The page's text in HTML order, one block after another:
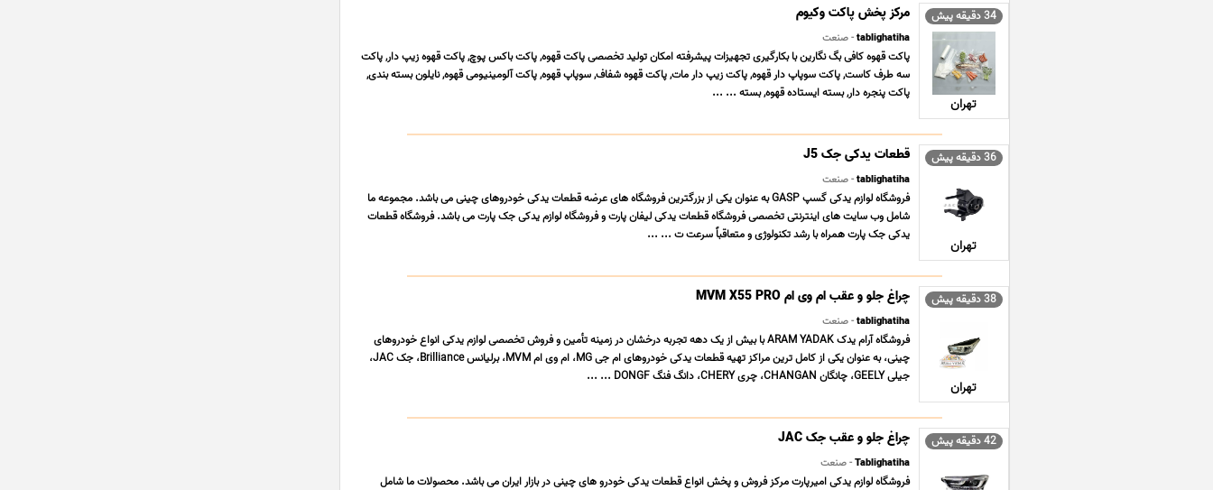
34 دقیقه پیش
تهران
مرکز پخش پاکت وکیوم
tablighatiha- صنعت
پاکت قهوه کافی بگ نگارین با بکارگیری تجهیزات پیشرفته امکان تولید تخصصی پاکت قهوه, پاکت باکس پوچ, پاکت قهوه زیپ دار, پاکت
سه طرف کاست, پاکت سوپاپ دار قهوه, پاکت زیپ دار مات, پاکت قهوه شفاف, سوپاپ قهوه, پاکت آلومینیومی قهوه, نایلون بسته بندی,
پاکت پنجره دار, بسته ایستاده قهوه, بسته ... ...
36 دقیقه پیش
تهران
قطعات یدکی جک J5
tablighatiha- صنعت
فروشگاه لوازم یدکی گسپ GASP به عنوان یکی از بزرگترین فروشگاه های عرضه قطعات یدکی خودروهای چینی می باشد. مجموعه ما
شامل وب سایت های اینترنتی تخصصی فروشگاه قطعات یدکی لیفان پارت و فروشگاه لوازم یدکی جک پارت می باشد. فروشگاه قطعات
یدکی جک پارت همراه با رشد تکنولوژی و متعاقباً سرعت ت ... ...
38 دقیقه پیش
تهران
چراغ جلو و عقب ام وی ام MVM X55 PRO
tablighatiha- صنعت
فروشگاه آرام یدک ARAM YADAK با بیش از یک دهه تجربه درخشان در زمینه تأمین و فروش تخصصی لوازم یدکی انواع خودروهای
چینی، به عنوان یکی از کامل ترین مراکز تهیه قطعات یدکی خودروهای ام جی MG، ام وی ام MVM، برلیانس Brilliance، جک JAC،
جیلی GEELY، چانگان CHANGAN، چری CHERY، دانگ فنگ DONGF ... ...
42 دقیقه پیش چراغ جلو و عقب جک JAC
Tablighatiha- صنعت
فروشگاه لوازم یدکی امیرپارت مرکز فروش و پخش انواع قطعات یدکی خودرو های چینی در بازار ایران می باشد. محصولات ما شامل